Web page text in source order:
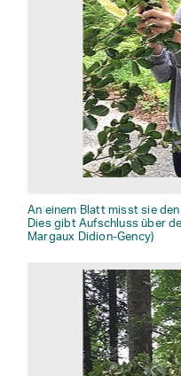
An einem Blatt misst sie
Dies gibt Aufschluss über
Margaux Didion-Gency)